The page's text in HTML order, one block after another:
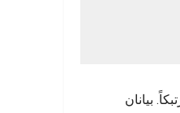
بيانان